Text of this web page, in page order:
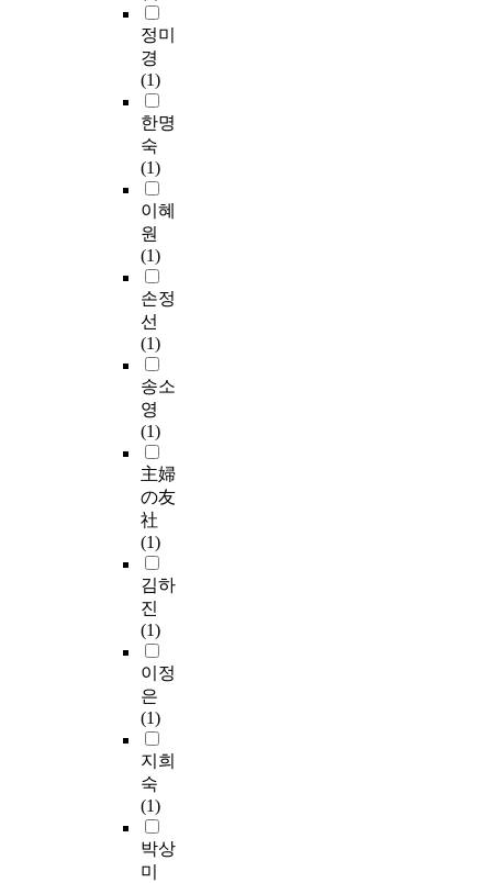
정미
경
(1)
한명
숙
(1)
이혜
원
(1)
손정
선
(1)
송소
영
(1)
主婦
の友
社
(1)
김하
진
(1)
이정
은
(1)
지희
숙
(1)
박상
미